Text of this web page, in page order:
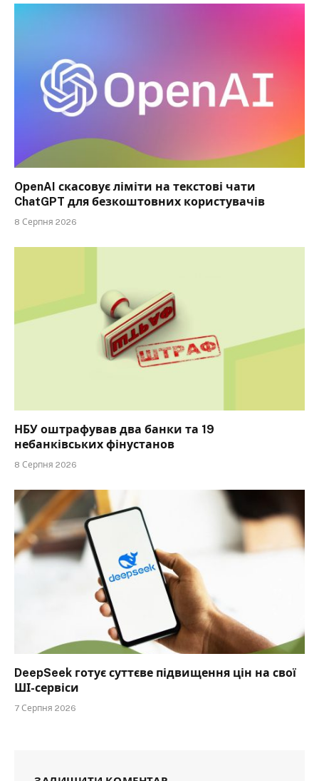
OpenAI скасовує ліміти на текстові чати
ChatGPT для безкоштовних користувачів
8 Серпня 2026
НБУ оштрафував два банки та 19
небанківських фінустанов
8 Серпня 2026
DeepSeek готує суттєве підвищення цін на свої
ШІ-сервіси
7 Серпня 2026